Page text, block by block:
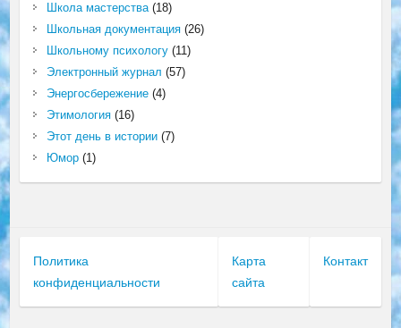
Школа мастерства(18)
Школьная документация(26)
Школьному психологу(11)
Электронный журнал (57)
Энергосбережение(4)
Этимология(16)
Этот день в истории(7)
Юмор(1)
Политика
конфиденциальности
Карта
сайта
Контакт